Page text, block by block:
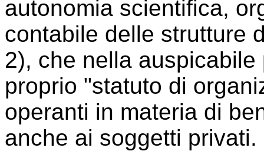
autonomia scientifica,
contabile delle strutture
2), che nella
proprio "statuto di
operanti in materia di
anche ai soggetti privati.